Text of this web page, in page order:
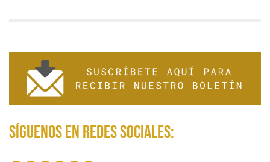
Síguenos en redes sociales: